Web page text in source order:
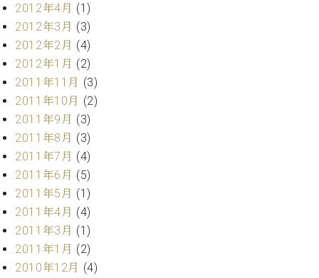
2012年4月 (1)
2012年3月 (3)
2012年2月 (4)
2012年1月 (2)
2011年11月 (3)
2011年10月 (2)
2011年9月 (3)
2011年8月 (3)
2011年7月 (4)
2011年6月 (5)
2011年5月 (1)
2011年4月 (4)
2011年3月 (1)
2011年1月 (2)
2010年12月 (4)